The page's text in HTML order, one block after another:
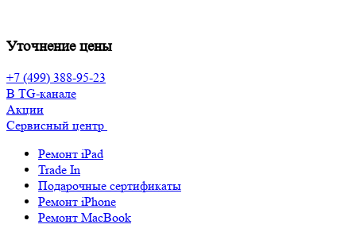
Уточнение цены
+7 (499) 388-95-23
В TG-канале
Акции
Сервисный центр
Ремонт iPad
Trade In
Подарочные сертификаты
Ремонт iPhone
Ремонт MacBook